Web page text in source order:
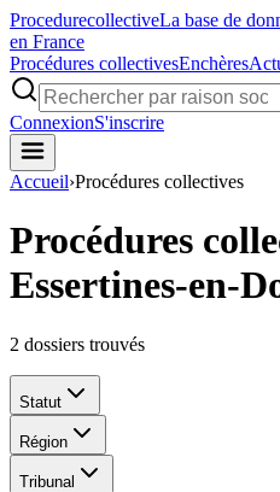
ProcedurecollectiveLa base de
en France
Procédures collectivesEnchères
ConnexionS'inscrire
Accueil›Procédures collectives
Procédures
Essertines-en-
2 dossiers trouvés
Statut
Région
Tribunal